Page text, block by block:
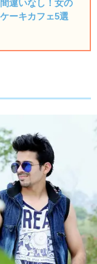
違いなし！女の
ーキカフェ5選